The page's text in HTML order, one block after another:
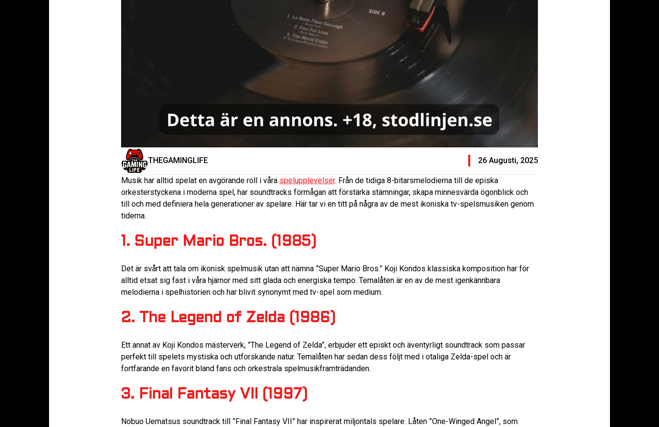
THEGAMINGLIFE 26 Augusti, 2025
Musik har alltid spelat en avgörande roll i våra spelupplevelser. Från de tidiga 8-bitarsmelodierna till de episka
orkesterstyckena i moderna spel, har soundtracks förmågan att förstärka stämningar, skapa minnesvärda ögonblick och
till och med definiera hela generationer av spelare. Här tar vi en titt på några av de mest ikoniska tv-spelsmusiken genom
tiderna.
1. Super Mario Bros. (1985)
Det är svårt att tala om ikonisk spelmusik utan att nämna ”Super Mario Bros.” Koji Kondos klassiska komposition har för
alltid etsat sig fast i våra hjärnor med sitt glada och energiska tempo. Temalåten är en av de mest igenkännbara
melodierna i spelhistorien och har blivit synonymt med tv-spel som medium.
2. The Legend of Zelda (1986)
Ett annat av Koji Kondos mästerverk, ”The Legend of Zelda”, erbjuder ett episkt och äventyrligt soundtrack som passar
perfekt till spelets mystiska och utforskande natur. Temalåten har sedan dess följt med i otaliga Zelda-spel och är
fortfarande en favorit bland fans och orkestrala spelmusikframträdanden.
3. Final Fantasy VII (1997)
Nobuo Uematsus soundtrack till ”Final Fantasy VII” har inspirerat miljontals spelare. Låten ”One-Winged Angel”, som